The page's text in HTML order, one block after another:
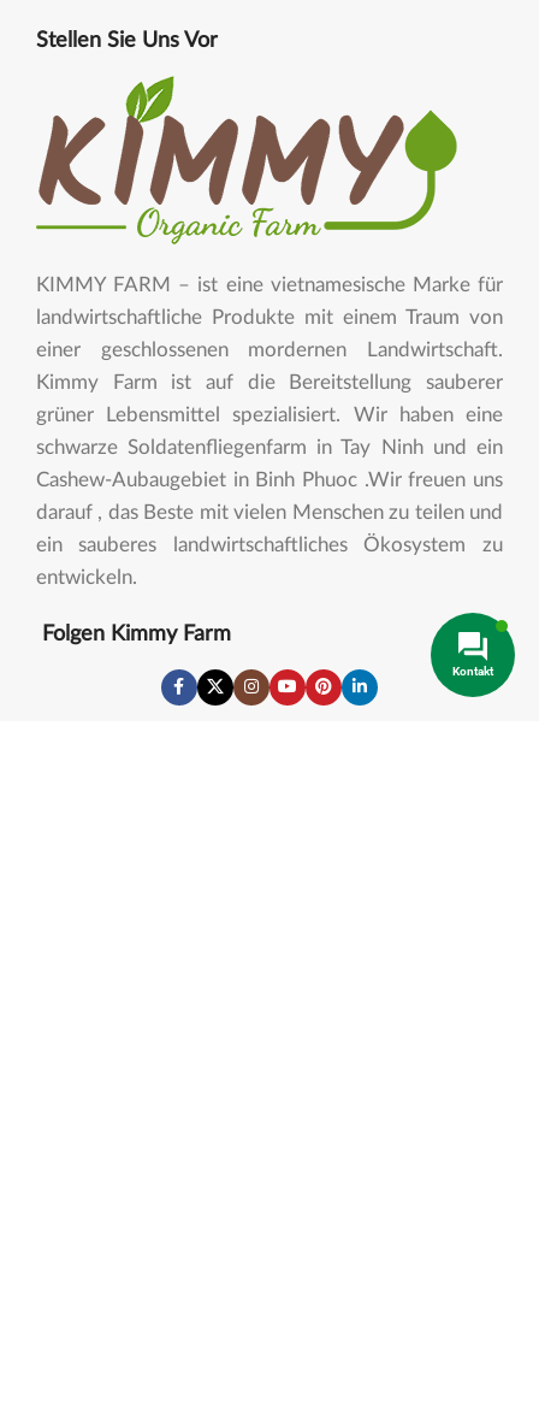
Stellen Sie Uns Vor
KIMMY FARM – ist eine vietnamesische Marke für
landwirtschaftliche Produkte mit einem Traum von
einer geschlossenen mordernen Landwirtschaft.
Kimmy Farm ist auf die Bereitstellung sauberer
grüner Lebensmittel spezialisiert. Wir haben eine
schwarze Soldatenfliegenfarm in Tay Ninh und ein
Cashew-Aubaugebiet in Binh Phuoc .Wir freuen uns
darauf , das Beste mit vielen Menschen zu teilen und
ein sauberes landwirtschaftliches Ökosystem zu
entwickeln.
Folgen Kimmy Farm
Kontakt